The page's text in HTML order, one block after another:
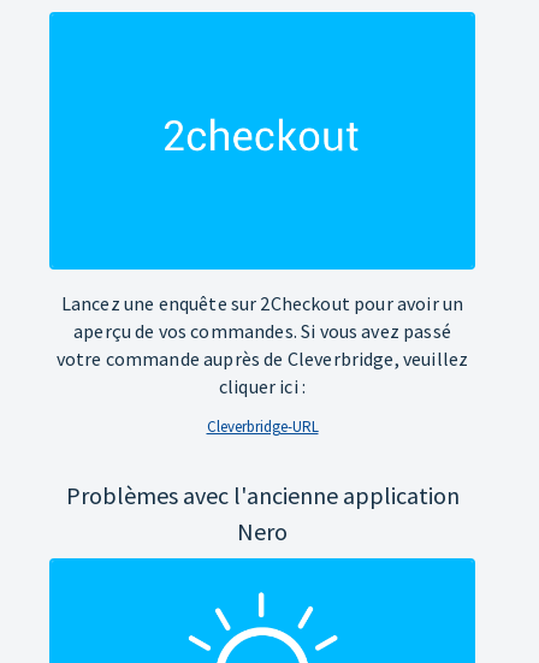
Lancez une enquête sur 2Checkout pour avoir un
aperçu de vos commandes. Si vous avez passé
votre commande auprès de Cleverbridge, veuillez
cliquer ici :
Cleverbridge-URL
Problèmes avec l'ancienne application
Nero